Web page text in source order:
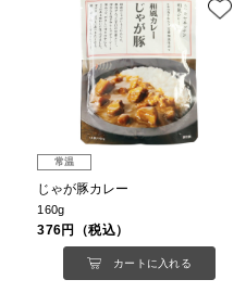
常温
じゃが豚カレー
160g
376円（税込）
カートに入れる